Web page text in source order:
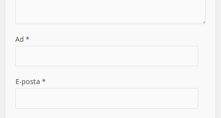
Ad*
E-posta*